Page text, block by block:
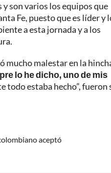
son varios los equipos que
Fe, puesto que es líder y
a esta jornada y a los
mucho malestar en la
lo he dicho, uno de mis
todo estaba hecho”, fueron
aceptó